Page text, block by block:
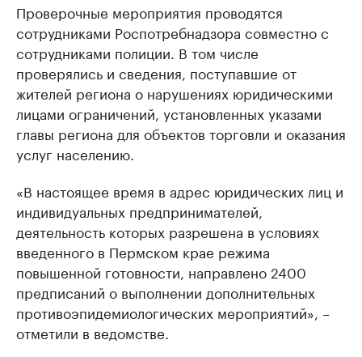
Проверочные мероприятия проводятся
сотрудниками Роспотребнадзора совместно с
сотрудниками полиции. В том числе
проверялись и сведения, поступавшие от
жителей региона о нарушениях юридическими
лицами ограничений, установленных указами
главы региона для объектов торговли и оказания
услуг населению.
«В настоящее время в адрес юридических лиц и
индивидуальных предпринимателей,
деятельность которых разрешена в условиях
введенного в Пермском крае режима
повышенной готовности, направлено 2400
предписаний о выполнении дополнительных
противоэпидемиологических мероприятий», –
отметили в ведомстве.